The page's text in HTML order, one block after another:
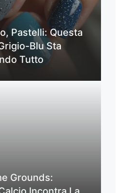
Pastelli: Questa
Blu Sta
Tutto
Grounds:
Incontra La